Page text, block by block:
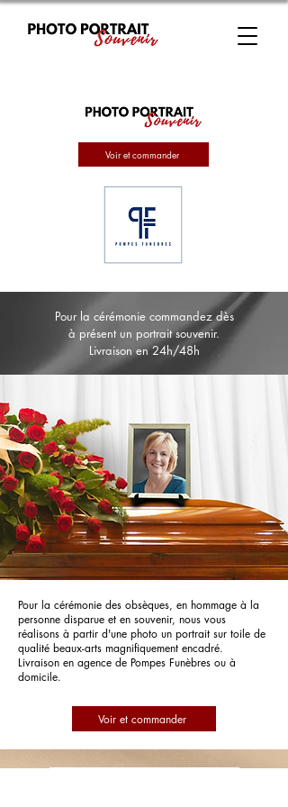
Voir et commander
Pour la cérémonie commandez dès
à présent un portrait souvenir.
Livraison en 24h/48h
Pour la cérémonie des obsèques, en hommage à la
personne disparue et en souvenir, nous vous
réalisons à partir d'une photo un portrait sur toile de
qualité beaux-arts magnifiquement encadré.
Livraison en agence de Pompes Funèbres ou à
domicile.
Voir et commander